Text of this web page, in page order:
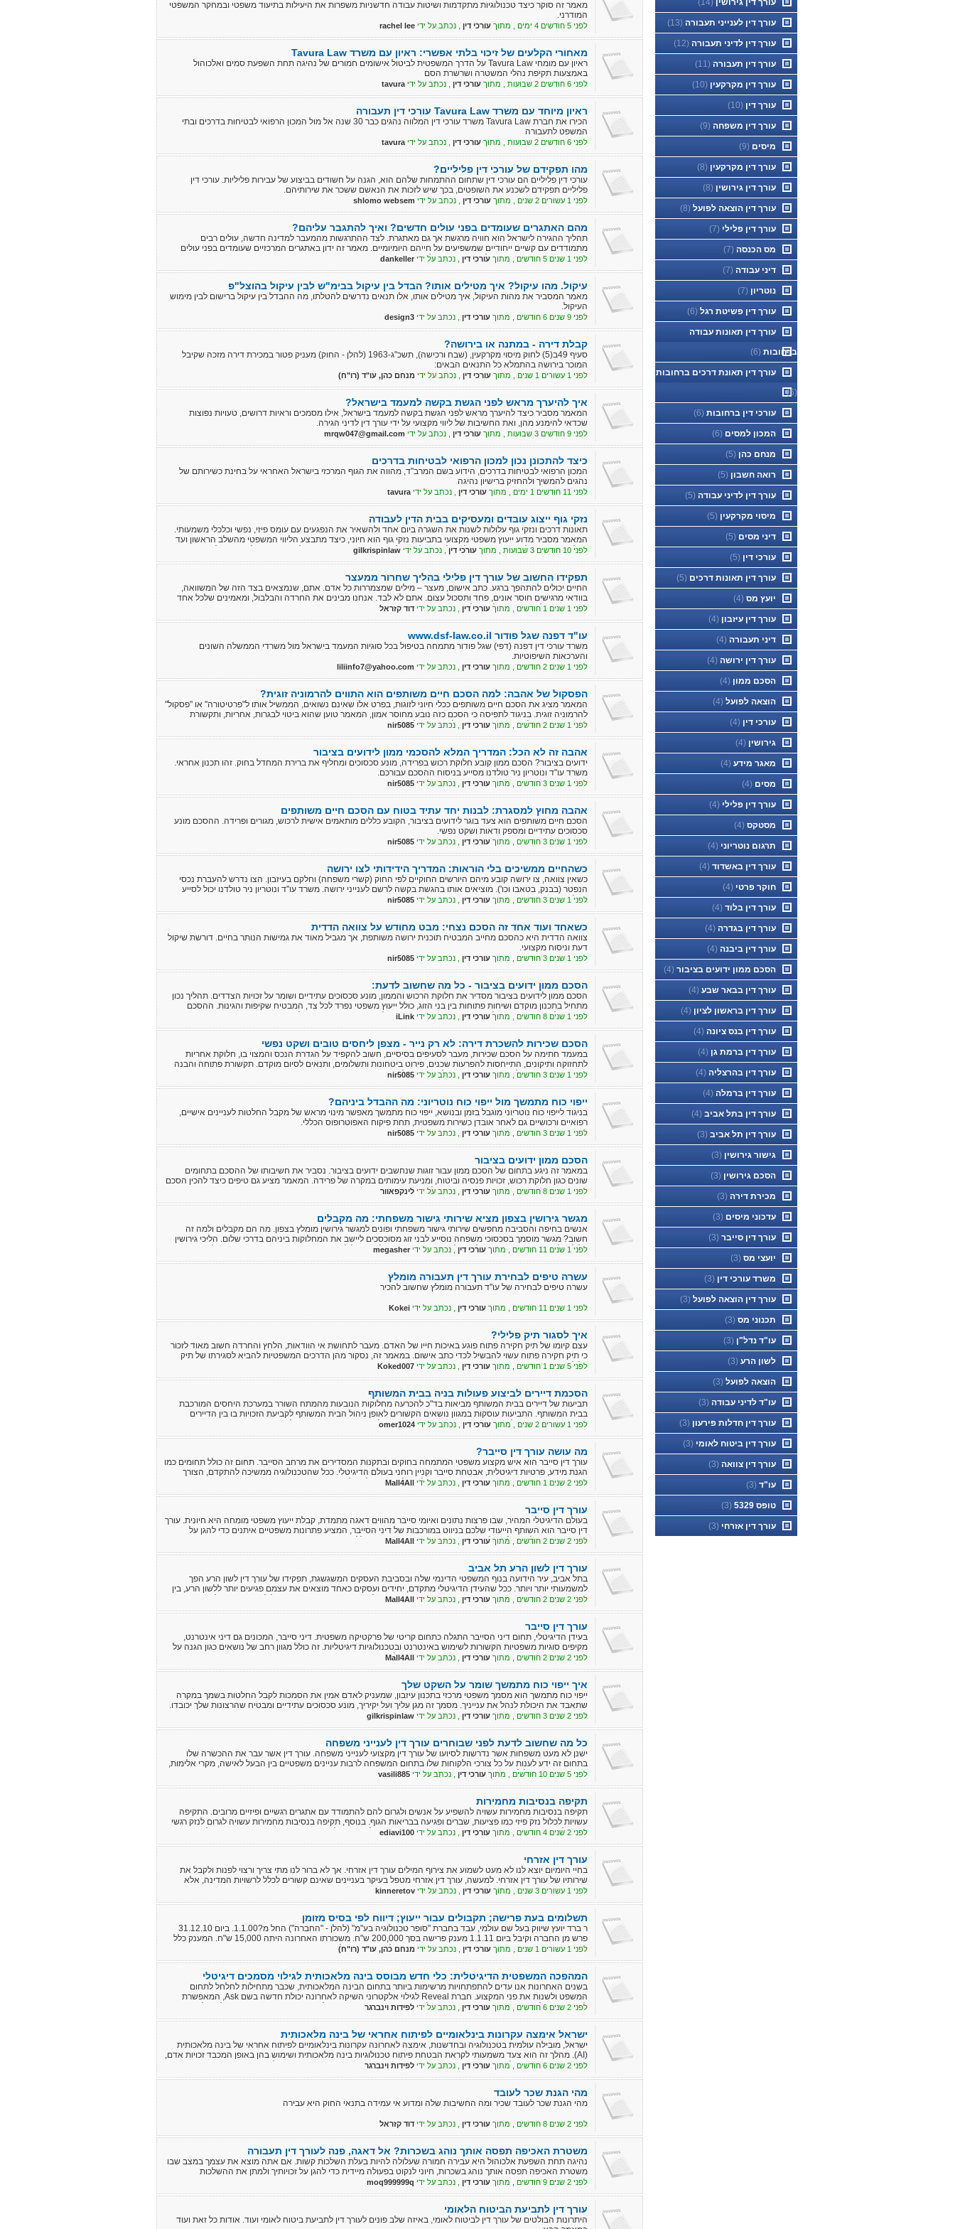
עורך דין גירושין (14)
עורך דין לענייני תעבורה (13)
עורך דין לדיני תעבורה (12)
עורך דין תעבורה (11)
עורך דין מקרקעין (10)
עורך דין (10)
עורך דין משפחה (9)
מיסים (9)
עורך דין מקרקעין (8)
עורך דין גירושין (8)
עורך דין הוצאה לפועל (8)
עורך דין פלילי (7)
מס הכנסה (7)
דיני עבודה (7)
נוטריון (7)
עורך דין פשיטת רגל (6)
עורך דין תאונות עבודה
ברחובות (6)
עורך דין תאונת דרכים ברחובות
(6)
עורכי דין ברחובות (6)
המכון למסים (6)
מנחם כהן (5)
רואה חשבון (5)
עורך דין לדיני עבודה (5)
מיסוי מקרקעין (5)
דיני מסים (5)
עורכי דין (5)
עורך דין תאונות דרכים (5)
יועץ מס (4)
עורך דין עיזבון (4)
דיני תעבורה (4)
עורך דין ירושה (4)
הסכם ממון (4)
הוצאה לפועל (4)
עורכי דין (4)
גירושין (4)
מאגר מידע (4)
מסים (4)
עורך דין פלילי (4)
מסטקס (4)
תרגום נוטריוני (4)
עורך דין באשדוד (4)
חוקר פרטי (4)
עורך דין בלוד (4)
עורך דין בגדרה (4)
עורך דין ביבנה (4)
הסכם ממון ידועים בציבור (4)
עורך דין בבאר שבע (4)
עורך דין בראשון לציון (4)
עורך דין בנס ציונה (4)
עורך דין ברמת גן (4)
עורך דין בהרצליה (4)
עורך דין ברמלה (4)
עורך דין בתל אביב (4)
עורך דין תל אביב (3)
גישור גירושין (3)
הסכם גירושין (3)
מכירת דירה (3)
עדכוני מיסים (3)
עורך דין סייבר (3)
יועצי מס (3)
משרד עורכי דין (3)
עורך דין הוצאה לפועל (3)
תכנוני מס (3)
עו"ד נדל"ן (3)
לשון הרע (3)
הוצאה לפועל (3)
עו"ד לדיני עבודה (3)
עורך דין חדלות פירעון (3)
עורך דין ביטוח לאומי (3)
עורך דין צוואה (3)
עו"ד (3)
טופס 5329 (3)
עורך דין אזרחי (3)
מאמר זה סוקר כיצד טכנולוגיות מתקדמות ושיטות עבודה חדשניות משפרות את היעילות בתיעוד משפטי ובמחקר המשפטי
המודרני.
לפני 5 חודשים 4 ימים , מתוך עורכי דין , נכתב על ידי rachel lee
מאחורי הקלעים של זיכוי בלתי אפשרי: ראיון עם משרד Tavura Law
ראיון עם מומחי Tavura Law על הדרך המשפטית לביטול אישומים חמורים של נהיגה תחת השפעת סמים ואלכוהול
באמצעות תקיפת נהלי המשטרה ושרשרת הסם
לפני 6 חודשים 2 שבועות , מתוך עורכי דין , נכתב על ידי tavura
ראיון מיוחד עם משרד Tavura Law עורכי דין תעבורה
הכירו את חברת Tavura Law משרד עורכי דין המלווה נהגים כבר 30 שנה אל מול המכון הרפואי לבטיחות בדרכים ובתי
המשפט לתעבורה
לפני 6 חודשים 2 שבועות , מתוך עורכי דין , נכתב על ידי tavura
מהו תפקידם של עורכי דין פליליים?
עורכי דין פליליים הם עורכי דין שתחום ההתמחות שלהם הוא, הגנה על חשודים בביצוע של עבירות פליליות. עורכי דין
פליליים תפקידם לשכנע את השופטים, בכך שיש לזכות את הנאשם ששכר את שירותיהם.
לפני 1 עשורים 2 שנים , מתוך עורכי דין , נכתב על ידי shlomo websem
מהם האתגרים שעומדים בפני עולים חדשים? ואיך להתגבר עליהם?
תהליך ההגירה לישראל הוא חוויה מרגשת אך גם מאתגרת. לצד ההתרגשות מהמעבר למדינה חדשה, עולים רבים
מתמודדים עם קשיים ייחודיים שמשפיעים על חייהם היומיומיים. מאמר זה ידון באתגרים המרכזיים שעומדים בפני עולים
חדשים ויציע דרכים מעשיות להתמודדות מוצלחת.
לפני 1 שנים 5 חודשים , מתוך עורכי דין , נכתב על ידי dankeller
עיקול. מהו עיקול? איך מטילים אותו? הבדל בין עיקול בבימ"ש לבין עיקול בהוצל"פ
מאמר המסביר את מהות העיקול, איך מטילים אותו, אלו תנאים נדרשים להטלתו, מה ההבדל בין עיקול ברישום לבין מימוש
העיקול.
לפני 9 שנים 6 חודשים , מתוך עורכי דין , נכתב על ידי design3
קבלת דירה - במתנה או בירושה?
סעיף 49ב(5) לחוק מיסוי מקרקעין, (שבח ורכישה), תשכ"ג-1963 (להלן - החוק) מעניק פטור במכירת דירה מזכה שקיבל
המוכר בירושה בהתמלא כל התנאים הבאים:
לפני 1 עשורים 1 שנים , מתוך עורכי דין , נכתב על ידי מנחם כהן, עו"ד (רו"ח)
איך להיערך מראש לפני הגשת בקשה למעמד בישראל?
המאמר מסביר כיצד להיערך מראש לפני הגשת בקשה למעמד בישראל, אילו מסמכים וראיות דרושים, טעויות נפוצות
שכדאי להימנע מהן, ואת החשיבות של ליווי מקצועי על ידי עורך דין לדיני הגירה.
לפני 9 חודשים 3 שבועות , מתוך עורכי דין , נכתב על ידי mrqw047@gmail.com
כיצד להתכונן נכון למכון הרפואי לבטיחות בדרכים
המכון הרפואי לבטיחות בדרכים, הידוע בשם המרב"ד, מהווה את הגוף המרכזי בישראל האחראי על בחינת כשירותם של
נהגים להמשיך ולהחזיק ברישיון נהיגה
לפני 11 חודשים 1 ימים , מתוך עורכי דין , נכתב על ידי tavura
נזקי גוף ייצוג עובדים ומעסיקים בבית הדין לעבודה
תאונות דרכים ונזקי גוף עלולות לשנות את השגרה ביום אחד ולהשאיר את הנפגעים עם עומס פיזי, נפשי וכלכלי משמעותי.
המאמר מסביר מדוע ייעוץ משפטי מקצועי בתביעות נזקי גוף הוא חיוני, כיצד מתבצע הליווי המשפטי מהשלב הראשון ועד
קבלת הפיצוי, ואילו יתרונות קיימים לניהול נכון של התהליך. בנוסף, המאמר נותן המלצות מעשיות לשמירה על זכויות
הנפגעים והבטחת פיצוי הוגן ושקט נפשי לאורך כל ההליך.
לפני 10 חודשים 3 שבועות , מתוך עורכי דין , נכתב על ידי gilkrispinlaw
תפקידו החשוב של עורך דין פלילי בהליך שחרור ממעצר
החיים יכולים להתהפך ברגע. כתב אישום, מעצר – מילים שמצמררות כל אדם. אתם, שנמצאים בצד הזה של המשוואה,
בוודאי מרגישים חוסר אונים, פחד ותסכול עצום. אתם לא לבד. אנחנו מבינים את החרדה והבלבול, ומאמינים שלכל אחד
מגיע ייצוג הולם והזדמנות להגן על חפותו.
לפני 1 שנים 1 חודשים , מתוך עורכי דין , נכתב על ידי דוד קזראל
עו"ד דפנה שגל פודור www.dsf-law.co.il
משרד עורכי דין דפנה (דפי) שגל פודור מתמחה בטיפול בכל סוגיות המעמד בישראל מול משרדי הממשלה השונים
והערכאות השיפוטיות.
לפני 1 שנים 2 חודשים , מתוך עורכי דין , נכתב על ידי liliinfo7@yahoo.com
הפסקול של אהבה: למה הסכם חיים משותפים הוא התווים להרמוניה זוגית?
המאמר מציג את הסכם חיים משותפים ככלי חיוני לזוגות, בפרט אלו שאינם נשואים, הממשיל אותו ל"פרטיטורה" או "פסקול"
להרמוניה זוגית. בניגוד לתפיסה כי הסכם כזה נובע מחוסר אמון, המאמר טוען שהוא ביטוי לבגרות, אחריות, ותקשורת
פתוחה, ומטרתו ליצור ודאות, שקיפות ולמנוע קונפליקטים עתידיים.
לפני 1 שנים 2 חודשים , מתוך עורכי דין , נכתב על ידי nir5085
אהבה זה לא הכל: המדריך המלא להסכמי ממון לידועים בציבור
ידועים בציבור? הסכם ממון קובע חלוקת רכוש בפרידה, מונע סכסוכים ומחליף את ברירת המחדל בחוק. זהו תכנון אחראי.
משרד עו"ד ונוטריון ניר טולדנו מסייע בניסוח ההסכם עבורכם.
לפני 1 שנים 3 חודשים , מתוך עורכי דין , נכתב על ידי nir5085
אהבה מחוץ למסגרת: לבנות יחד עתיד בטוח עם הסכם חיים משותפים
הסכם חיים משותפים הוא צעד בוגר לידועים בציבור, הקובע כללים מותאמים אישית לרכוש, מגורים ופרידה. ההסכם מונע
סכסוכים עתידיים ומספק ודאות ושקט נפשי.
לפני 1 שנים 3 חודשים , מתוך עורכי דין , נכתב על ידי nir5085
כשהחיים ממשיכים בלי הוראות: המדריך הידידותי לצו ירושה
כשאין צוואה, צו ירושה קובע מיהם היורשים החוקיים לפי החוק (קשרי משפחה) וחלקם בעיזבון. הצו נדרש להעברת נכסי
הנפטר (בבנק, בטאבו וכו'). מוציאים אותו בהגשת בקשה לרשם לענייני ירושה. משרד עו"ד ונוטריון ניר טולדנו יכול לסייע
בהליך.
לפני 1 שנים 3 חודשים , מתוך עורכי דין , נכתב על ידי nir5085
כשאחד ועוד אחד זה הסכם נצחי: מבט מחודש על צוואה הדדית
צוואה הדדית היא כהסכם מחייב המבטיח תוכנית ירושה משותפת, אך מגביל מאוד את גמישות הנותר בחיים. דורשת שיקול
דעת וניסוח מקצועי.
לפני 1 שנים 3 חודשים , מתוך עורכי דין , נכתב על ידי nir5085
הסכם ממון ידועים בציבור - כל מה שחשוב לדעת:
הסכם ממון לידועים בציבור מסדיר את חלוקת הרכוש והממון, מונע סכסוכים עתידיים ושומר על זכויות הצדדים. תהליך נכון
מתחיל בתכנון מוקדם ושיחות פתוחות בין בני הזוג, כולל ייעוץ משפטי נפרד לכל צד, המבטיח שקיפות והגינות. ההסכם
מתייחס להיבטים ייחודיים לידועים בציבור, כמו הגדרת תחילת החיים המשותפים וחלוקת רכוש טרום הזוגיות.
לפני 1 שנים 8 חודשים , מתוך עורכי דין , נכתב על ידי iLink
הסכם שכירות להשכרת דירה: לא רק נייר - מצפן ליחסים טובים ושקט נפשי
במעמד חתימה על הסכם שכירות, מעבר לסעיפים בסיסיים, חשוב להקפיד על הגדרת הנכס והמצוי בו, חלוקת אחריות
לתחזוקה ותיקונים, התייחסות להפרעות שכנים, פירוט ביטחונות ותשלומים, ותנאים לסיום מוקדם. תקשורת פתוחה והבנה
בין הצדדים חיוניות ליחסי שכירות טובים ולמניעת מחלוקות עתידיות.
לפני 1 שנים 3 חודשים , מתוך עורכי דין , נכתב על ידי nir5085
ייפוי כוח מתמשך מול ייפוי כוח נוטריוני: מה ההבדל ביניהם?
בניגוד לייפוי כוח נוטריוני מוגבל בזמן ובנושא, ייפוי כוח מתמשך מאפשר מינוי מראש של מקבל החלטות לעניינים אישיים,
רפואיים ורכושיים גם לאחר אובדן כשירות משפטית, תחת פיקוח האפוטרופוס הכללי.
לפני 1 שנים 3 חודשים , מתוך עורכי דין , נכתב על ידי nir5085
הסכם ממון ידועים בציבור
במאמר זה ניגע בתחום של הסכם ממון עבור זוגות שנחשבים ידועים בציבור. נסביר את חשיבותו של ההסכם בתחומים
שונים כגון חלוקת רכוש, זכויות פנסיה וביטוח, ומניעת עימותים במקרה של פרידה. המאמר מציע גם טיפים כיצד להכין הסכם
ממון בצורה מקצועית ומאוזנת, תוך שמירה על הפרטיות וההוגנות.
לפני 1 שנים 8 חודשים , מתוך עורכי דין , נכתב על ידי לינקפאוור
מגשר גירושין בצפון מציא שירותי גישור משפחתי: מה מקבלים
אנשים בחיפה והסביבה מחפשים שירותי גישור משפחתי ופונים למגשר גירושין מומלץ בצפון. מה הם מקבלים ולמה זה
חשוב? מגשר מוסמך בסכסוכי משפחה נוסייע לבני זוג מסוכסכים ליישב את המחלוקות ביניהם בדרכי שלום. הליכי גירושין
עלולים להיות ממושכים, יקרים ולגרום למתחים ועוגמת נפש להורים ולילדיהם. מגשר מקצועי ומנוסה מקפיד על מספר
כללים..
לפני 1 שנים 11 חודשים , מתוך עורכי דין , נכתב על ידי megasher
עשרה טיפים לבחירת עורך דין תעבורה מומלץ
עשרה טיפים לבחירה של עו"ד תעבורה מומלץ שחשוב להכיר
לפני 1 שנים 11 חודשים , מתוך עורכי דין , נכתב על ידי Kokei
איך לסגור תיק פלילי?
עצם קיומו של תיק חקירה פתוח פוגע באיכות חייו של האדם. מעבר לתחושת אי הוודאות, הלחץ והחרדה חשוב מאוד לזכור
כי תיק חקירה פתוח עשוי להבשיל לכדי כתב אישום. במאמר זה, נסקור מהן הדרכים המשפטיות להביא לסגירתו של תיק
פלילי.
לפני 5 שנים 1 חודשים , מתוך עורכי דין , נכתב על ידי Koked007
הסכמת דיירים לביצוע פעולות בניה בבית המשותף
תביעות של דיירים בבית המשותף מביאות בד"כ להכרעה מחלוקות הנובעות מהמתח השורר במערכת היחסים המורכבת
בבית המשותף. התביעות עוסקות במגוון נושאים הקשורים לאופן ניהול הבית המשותף לקביעת הזכויות בו בין הדיירים
וביניהם: הסדרת ניהול ואחזקת הרכוש המשותף, הצמדות של רכוש משותף, זהות מנהלי הבית המשותף ומתחזקיו ובניה
(בניה ברכוש המשותף, בניה בדירה או בניה בשטח שהוצמד לדירה). במאמר זה נסקור את סוגי ההסכמות הנדרשות לצורך
לפני 1 עשורים 2 שנים , מתוך עורכי דין , נכתב על ידי omer1024
מה עושה עורך דין סייבר?
עורך דין סייבר הוא איש מקצוע משפטי המתמחה בחוקים ובתקנות המסדירים את מרחב הסייבר. תחום זה כולל תחומים כמו
הגנת מידע, פרטיות דיגיטלית, אבטחת סייבר וקניין רוחני בעולם הדיגיטלי. ככל שהטכנולוגיה ממשיכה להתקדם, הצורך
במומחים משפטיים המבינים את המורכבויות של העולם הדיגיטלי גדל באופן משמעותי.
לפני 2 שנים 1 חודשים , מתוך עורכי דין , נכתב על ידי Mall4All
עורך דין סייבר
בעולם הדיגיטלי המהיר, שבו פרצות נתונים ואיומי סייבר מהווים דאגה מתמדת, קבלת ייעוץ משפטי מומחה היא חיונית. עורך
דין סייבר הוא השותף הייעודי שלכם בניווט במורכבות של דיני הסייבר, המציע פתרונות משפטיים איתנים כדי להגן על
הנכסים הדיגיטליים שלכם ולהבטיח עמידה בתקנות המתפתחות ללא הרף.
לפני 2 שנים 2 חודשים , מתוך עורכי דין , נכתב על ידי Mall4All
עורך דין לשון הרע תל אביב
בתל אביב, עיר הידועה בנוף המשפטי הדינמי שלה ובסביבת העסקים המשגשגת, תפקידו של עורך דין לשון הרע הפך
למשמעותי יותר ויותר. ככל שהעידן הדיגיטלי מתקדם, יחידים ועסקים כאחד מוצאים את עצמם פגיעים יותר ללשון הרע, בין
אם באמצעות מדיה חברתית, פרסומים מקוונים או אמצעים אלקטרוניים אחרים. הדבר הוביל לביקוש מוגבר לאנשי מקצוע
משפטיים המתמחים בתחום זה.
לפני 2 שנים 2 חודשים , מתוך עורכי דין , נכתב על ידי Mall4All
עורך דין סייבר
בעידן הדיגיטלי, תחום דיני הסייבר התגלה כתחום קריטי של פרקטיקה משפטית. דיני סייבר, המכונים גם דיני אינטרנט,
מקיפים סוגיות משפטיות הקשורות לשימוש באינטרנט ובטכנולוגיות דיגיטליות. זה כולל מגוון רחב של נושאים כגון הגנה על
נתונים, פרטיות, פשעי סייבר, זכויות קניין רוחני ומסחר אלקטרוני.
לפני 2 שנים 2 חודשים , מתוך עורכי דין , נכתב על ידי Mall4All
איך ייפוי כוח מתמשך שומר על השקט שלך
ייפוי כוח מתמשך הוא מסמך משפטי מרכזי בתכנון עיזבון, שמעניק לאדם אמין את הסמכות לקבל החלטות בשמך במקרה
שתאבד את היכולת לנהל את ענייניך. מסמך זה מגן עליך ועל יקיריך, מונע סכסוכים עתידיים ומבטיח שהרצונות שלך יכובדו.
הכנה נכונה באמצעות ייעוץ משפטי מקצועי מספקת ביטחון ושקט נפשי, ומבטיחה שהמסמך יהיה מדויק, חוקי ומותאם
לצרכים האישיים שלך.
לפני 2 שנים 3 חודשים , מתוך עורכי דין , נכתב על ידי gilkrispinlaw
כל מה שחשוב לדעת לפני שבוחרים עורך דין לענייני משפחה
ישנן לא מעט משפחות אשר נדרשות לסיועו של עורך דין מקצועי לענייני משפחה. עורך דין אשר עבר את ההכשרה שלו
בתחום זה ידע לענות על כל צורכי הלקוחות שלו בתחום המשפחה לרבות עניינים משפטיים בין הבעל לאישה, מקרי אלימות,
עניינים הקשורים לילדים המשותפים ועוד.
לפני 5 שנים 10 חודשים , מתוך עורכי דין , נכתב על ידי vasili885
תקיפה בנסיבות מחמירות
תקיפה בנסיבות מחמירות עשויה להשפיע על אנשים ולגרום להם להתמודד עם אתגרים רגשיים ופיזיים מרובים. התקיפה
עשויות לכלול נזק פיזי כמו פציעות, שברים ופגיעה בבריאות הגוף. בנוסף, תקיפה בנסיבות מחמירות עשויה לגרום לנזק רגשי
ופסיכולוגי כמו חרדה, פחד, טראומה ודיכוי. התקיפה עשויה גם להשפיע על האופן שבו הקורבן מתמודד עם העולם החיצוני
ולגרום לו להרגיש פחות בטוח ומוגן. על מנת להתמודד ביעילות עם התקופה הקשה, חשוב להשתמש בכלים ומניעים
לפני 2 שנים 4 חודשים , מתוך עורכי דין , נכתב על ידי ediavi100
עורך דין אזרחי
בחיי היומיום יוצא לנו לא מעט לשמוע את צירוף המילים עורך דין אזרחי. אך לא ברור לנו מתי צריך ורצוי לפנות ולקבל את
שירותיו של עורך דין אזרחי. למעשה, עורך דין אזרחי מטפל בעיקר בעניינים שאינם קשורים לכלל לרשויות המדינה, אלא
דווקא עניינים שבין האזרחים.
לפני 1 עשורים 3 שנים , מתוך עורכי דין , נכתב על ידי kinneretov
תשלומים בעת פרישה; תקבולים עבור ייעוץ; דיווח לפי בסיס מזומן
ר ברד יועץ שיווק בעל שם עולמי, עבד בחברת "סופר טכנולוגיה בע"מ" (להלן - "החברה") החל מ?1.1.00. ביום 31.12.10
פרש מן החברה וקיבל ביום 1.1.11 מענק פרישה בסך 200,000 ש"ח. משכורתו האחרונה היתה 15,000 ש"ח. המענק כלל
תשלום בגין אי תחרות, שמירה על סודיות וויתור על זכות תביעה כנגד החברה.
לפני 1 עשורים 1 שנים , מתוך עורכי דין , נכתב על ידי מנחם כהן, עו"ד (רו"ח)
המהפכה המשפטית הדיגיטלית: כלי חדש מבוסס בינה מלאכותית לגילוי מסמכים דיגיטלי
בשנים האחרונות אנו עדים להתפתחויות מרשימות ביותר בתחום הבינה המלאכותית, שכבר מתחילות לחלחל לתחום
המשפט ולשנות את פני המקצוע. חברת Reveal לגילוי אלקטרוני השיקה לאחרונה יכולת חדשה בשם Ask, המאפשרת
למשתמשים לבצע חיפוש מסמכים בעזרת שאלות בשפה טבעית במקום שאילתות מורכבות. זוהי רק ההתחלה של המהפכה
שצפויה להגיע לעולם עריכת הדין בעקבות התקדמות הבינה המלאכותית.
לפני 2 שנים 6 חודשים , מתוך עורכי דין , נכתב על ידי לפידות וינברגר
ישראל אימצה עקרונות בינלאומיים לפיתוח אחראי של בינה מלאכותית
ישראל, מובילה עולמית בטכנולוגיה ובחדשנות, אימצה לאחרונה עקרונות בינלאומיים לפיתוח אחראי של בינה מלאכותית
(AI). מהלך זה הוא צעד משמעותי לקראת הבטחת פיתוח טכנולוגיות בינה מלאכותית ושימוש בהן באופן המכבד זכויות אדם,
מקדם שוויון ומונע אפליה. משרד החדשנות והמדע, בשיתוף משרד המשפטים, נרתם רבות ליוזמה.
לפני 2 שנים 6 חודשים , מתוך עורכי דין , נכתב על ידי לפידות וינברגר
מהי הגנת שכר לעובד
מהי הגנת שכר לעובד שכיר ומה החשיבות שלה ומדוע אי עמידה בתנאי החוק היא עבירה
לפני 2 שנים 8 חודשים , מתוך עורכי דין , נכתב על ידי דוד קזראל
משטרת האכיפה תפסה אותך נוהג בשכרות? אל דאגה, פנה לעורך דין תעבורה
נהיגה תחת השפעת אלכוהול היא עבירה חמורה שעלולה להיות בעלת השלכות קשות. אם אתה מוצא את עצמך במצב שבו
משטרת האכיפה תפסה אותך נוהג בשכרות, חיוני לנקוט בפעולה מיידית כדי להגן על זכויותיך ולמתן את ההשלכות
האפשריות
לפני 2 שנים 9 חודשים , מתוך עורכי דין , נכתב על ידי moq999999q
עורך דין לתביעת הביטוח הלאומי
היתרונות הבולטים של עורך דין לביטוח לאומי, באיזה שלב פונים לעורך דין לתביעת ביטוח לאומי ועוד. אודות כל זאת ועוד